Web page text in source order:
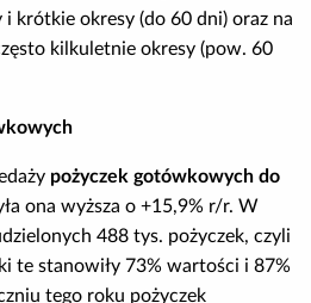
krótkie okresy (do 60 dni) oraz na
kilkuletnie okresy (pow. 60
pożyczek gotówkowych do
ona wyższa o +15,9% r/r. W
488 tys. pożyczek, czyli
te stanowiły 73% wartości i 87%
tego roku pożyczek